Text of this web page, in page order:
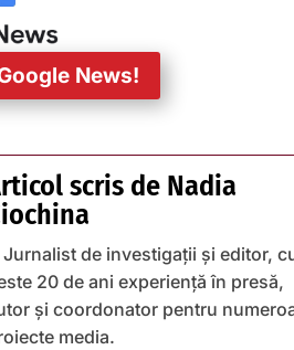
News!
scris de Nadia
Jurnalist de investigații și editor,
20 de ani experiență în presă,
și coordonator pentru
media.